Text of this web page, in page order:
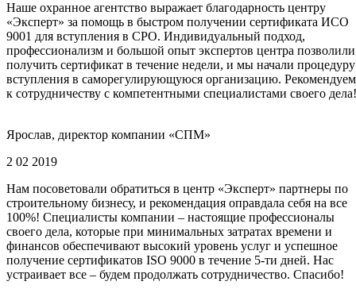
Наше охранное агентство выражает благодарность центру
«Эксперт» за помощь в быстром получении сертификата ИСО
9001 для вступления в СРО. Индивидуальный подход,
профессионализм и большой опыт экспертов центра позволили
получить сертификат в течение недели, и мы начали процедуру
вступления в саморегулирующуюся организацию. Рекомендуем
к сотрудничеству с компетентными специалистами своего дела!
Ярослав, директор компании «СПМ»
2 02 2019
Нам посоветовали обратиться в центр «Эксперт» партнеры по
строительному бизнесу, и рекомендация оправдала себя на все
100%! Специалисты компании – настоящие профессионалы
своего дела, которые при минимальных затратах времени и
финансов обеспечивают высокий уровень услуг и успешное
получение сертификатов ISO 9000 в течение 5-ти дней. Нас
устраивает все – будем продолжать сотрудничество. Спасибо!